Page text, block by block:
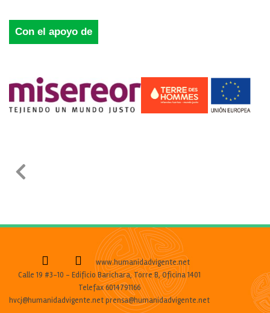
Con el apoyo de
www.humanidadvigente.net
Calle 19 #3-10 - Edificio Barichara, Torre B, Oficina 1401
Telefax 6014791166
hvcj@humanidadvigente.net prensa@humanidadvigente.net